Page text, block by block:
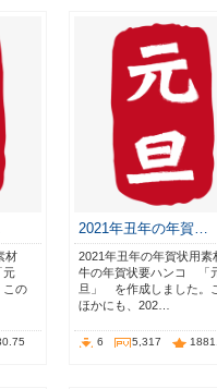
材
元
この
2021年丑年の年賀…
2021年丑年の年賀状用
牛の年賀状要ハンコ 「
旦」 を作成しました。
ほかにも、202…
6 5,317